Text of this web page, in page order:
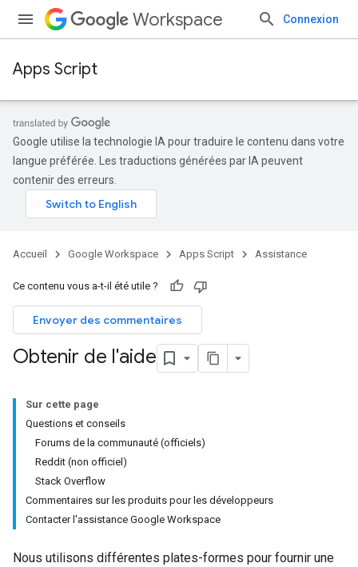
Workspace Connexion
Apps Script
Google utilise la technologie IA pour traduire le contenu dans votre
langue préférée. Les traductions générées par IA peuvent
contenir des erreurs.
Accueil Google Workspace Apps Script Assistance
Ce contenu vous a-t-il été utile ?
Envoyer des commentaires
Obtenir de l'aide
Sur cette page
Questions et conseils
Forums de la communauté (officiels)
Reddit (non officiel)
Stack Overflow
Commentaires sur les produits pour les développeurs
Contacter l'assistance Google Workspace
Nous utilisons différentes plates-formes pour fournir une